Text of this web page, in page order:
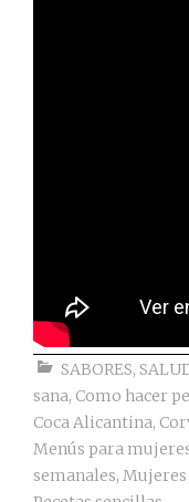
SABORES,
sana, Como hacer
Coca Alicantina,
Menús para
semanales, Mujeres